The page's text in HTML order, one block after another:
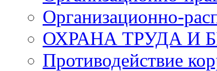
Организационно-
ОХРАНА ТРУДА И
Противодействие